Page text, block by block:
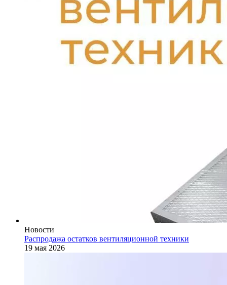
Новости
Распродажа остатков вентиляционной техники
19 мая 2026